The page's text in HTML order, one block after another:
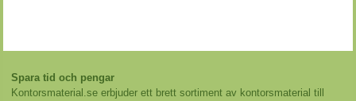
Spara tid och pengar
Kontorsmaterial.se erbjuder ett brett sortiment av kontorsmaterial till